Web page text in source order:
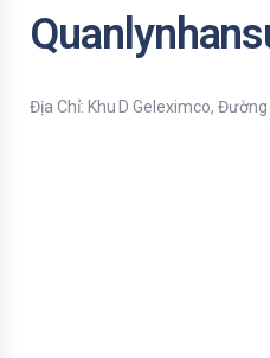
Địa Chỉ: Khu D Geleximco,